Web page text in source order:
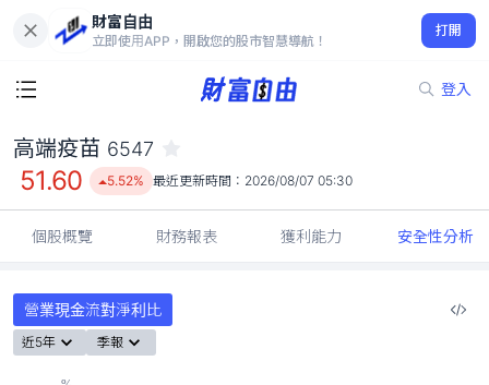
財富自由
立即使用APP，開啟您的股市智慧導航！
打開
登入
51.60
5.52%
高端疫苗 6547
51.60 5.52% 最近更新時間： 2026/08/07 05:30
個股概覽 財務報表 獲利能力 安全性分析
營業現金流對淨利比
近5年 季報